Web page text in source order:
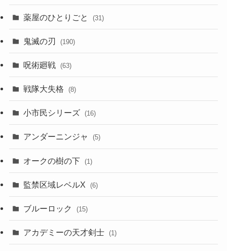
薬屋のひとりごと (31)
鬼滅の刃 (190)
呪術廻戦 (63)
戦隊大失格 (8)
小市民シリーズ (16)
アンダーニンジャ (5)
オークの樹の下 (1)
監禁区域レベルX (6)
ブルーロック (15)
アカデミーの天才剣士 (1)